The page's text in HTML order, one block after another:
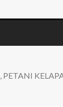
PETANI